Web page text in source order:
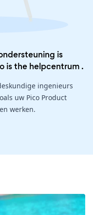
is
is the helpcentrum .
ingenieurs
uw Pico Product
werken.